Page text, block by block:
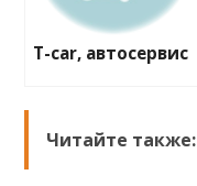
T-car, автосервис
Читайте также: